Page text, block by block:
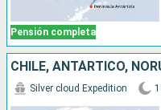
Pensión completa
CHILE, ANTÁRTICO,
Silver cloud Expedition